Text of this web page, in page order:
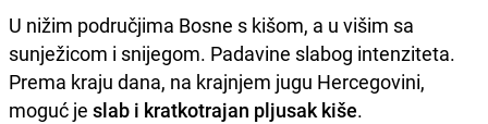
U nižim područjima Bosne s kišom, a u višim sa
sunježicom i snijegom. Padavine slabog intenziteta.
Prema kraju dana, na krajnjem jugu Hercegovini,
moguć je slab i kratkotrajan pljusak kiše.